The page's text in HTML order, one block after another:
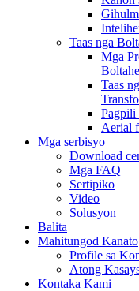
Taas nga
Mga
Boltahe
Taas
Pagpili
Aerial
Mga serbisyo
Download
Mga FAQ
Sertipiko
Video
Solusyon
Balita
Mahitungod Kanato
Profile sa
Atong
Kontaka Kami